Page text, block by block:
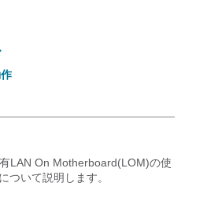
LAN On Motherboard(LOM)の使
ついて説明します。